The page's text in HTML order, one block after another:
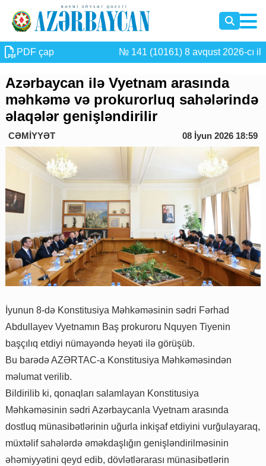
PDF çap № 141 (10161) 8 avqust 2026-cı il
Azərbaycan ilə Vyetnam arasında
məhkəmə və prokurorluq sahələrində
əlaqələr genişləndirilir
CƏMİYYƏT 08 İyun 2026 18:59
İyunun 8-də Konstitusiya Məhkəməsinin sədri Fərhad
Abdullayev Vyetnamın Baş prokuroru Nquyen Tiyenin
başçılıq etdiyi nümayəndə heyəti ilə görüşüb.
Bu barədə AZƏRTAC-a Konstitusiya Məhkəməsindən
məlumat verilib.
Bildirilib ki, qonaqları salamlayan Konstitusiya
Məhkəməsinin sədri Azərbaycanla Vyetnam arasında
dostluq münasibətlərinin uğurla inkişaf etdiyini vurğulayaraq,
müxtəlif sahələrdə əməkdaşlığın genişləndirilməsinin
əhəmiyyətini qeyd edib, dövlətlərarası münasibətlərin